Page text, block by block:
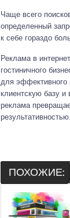
Чаще всего
определенный
к себе гораздо
Реклама в
гостиничного
для эффективного
клиентскую базу
реклама
результативностью.
ПОХОЖИЕ: